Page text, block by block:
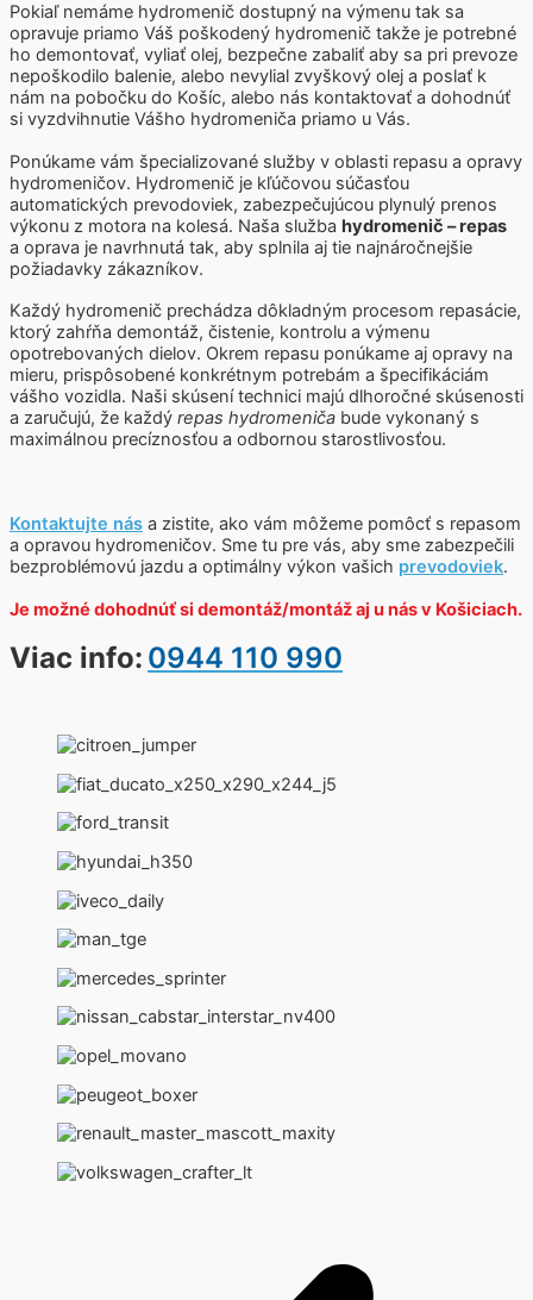
Pokiaľ nemáme hydromenič dostupný na výmenu tak sa
opravuje priamo Váš poškodený hydromenič takže je potrebné
ho demontovať, vyliať olej, bezpečne zabaliť aby sa pri prevoze
nepoškodilo balenie, alebo nevylial zvyškový olej a poslať k
nám na pobočku do Košíc, alebo nás kontaktovať a dohodnúť
si vyzdvihnutie Vášho hydromeniča priamo u Vás.
Ponúkame vám špecializované služby v oblasti repasu a opravy
hydromeničov. Hydromenič je kľúčovou súčasťou
automatických prevodoviek, zabezpečujúcou plynulý prenos
výkonu z motora na kolesá. Naša služba hydromenič – repas
a oprava je navrhnutá tak, aby splnila aj tie najnáročnejšie
požiadavky zákazníkov.
Každý hydromenič prechádza dôkladným procesom repasácie,
ktorý zahŕňa demontáž, čistenie, kontrolu a výmenu
opotrebovaných dielov. Okrem repasu ponúkame aj opravy na
mieru, prispôsobené konkrétnym potrebám a špecifikáciám
vášho vozidla. Naši skúsení technici majú dlhoročné skúsenosti
a zaručujú, že každý repas hydromeniča bude vykonaný s
maximálnou precíznosťou a odbornou starostlivosťou.
Kontaktujte nás a zistite, ako vám môžeme pomôcť s repasom
a opravou hydromeničov. Sme tu pre vás, aby sme zabezpečili
bezproblémovú jazdu a optimálny výkon vašich prevodoviek.
Je možné dohodnúť si demontáž/montáž aj u nás v Košiciach.
Viac info: 0944 110 990